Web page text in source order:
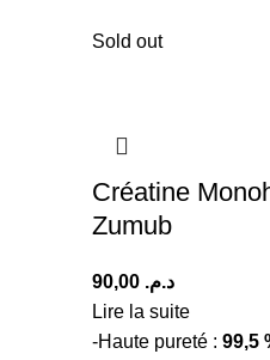
Sold out
Créatine
Zumub
د.م. 90,00
Lire la suite
-Haute pureté : 99,5